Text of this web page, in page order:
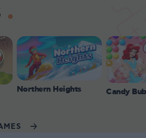
Northern Heights Candy